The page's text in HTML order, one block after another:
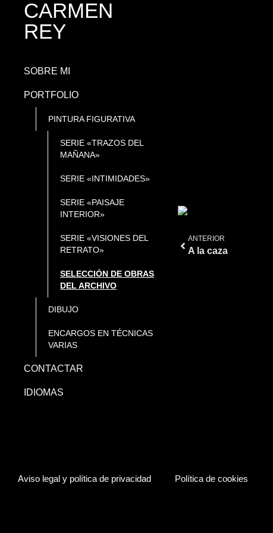
CARMEN
REY
SOBRE MI
PORTFOLIO
PINTURA FIGURATIVA
SERIE «TRAZOS DEL
MAÑANA»
SERIE «INTIMIDADES»
SERIE «PAISAJE
INTERIOR»
SERIE «VISIONES DEL
RETRATO»
SELECCIÓN DE OBRAS
DEL ARCHIVO
DIBUJO
ENCARGOS EN TÉCNICAS
VARIAS
CONTACTAR
IDIOMAS
ANTERIOR
A la caza
Aviso legal y política de privacidad Política de cookies